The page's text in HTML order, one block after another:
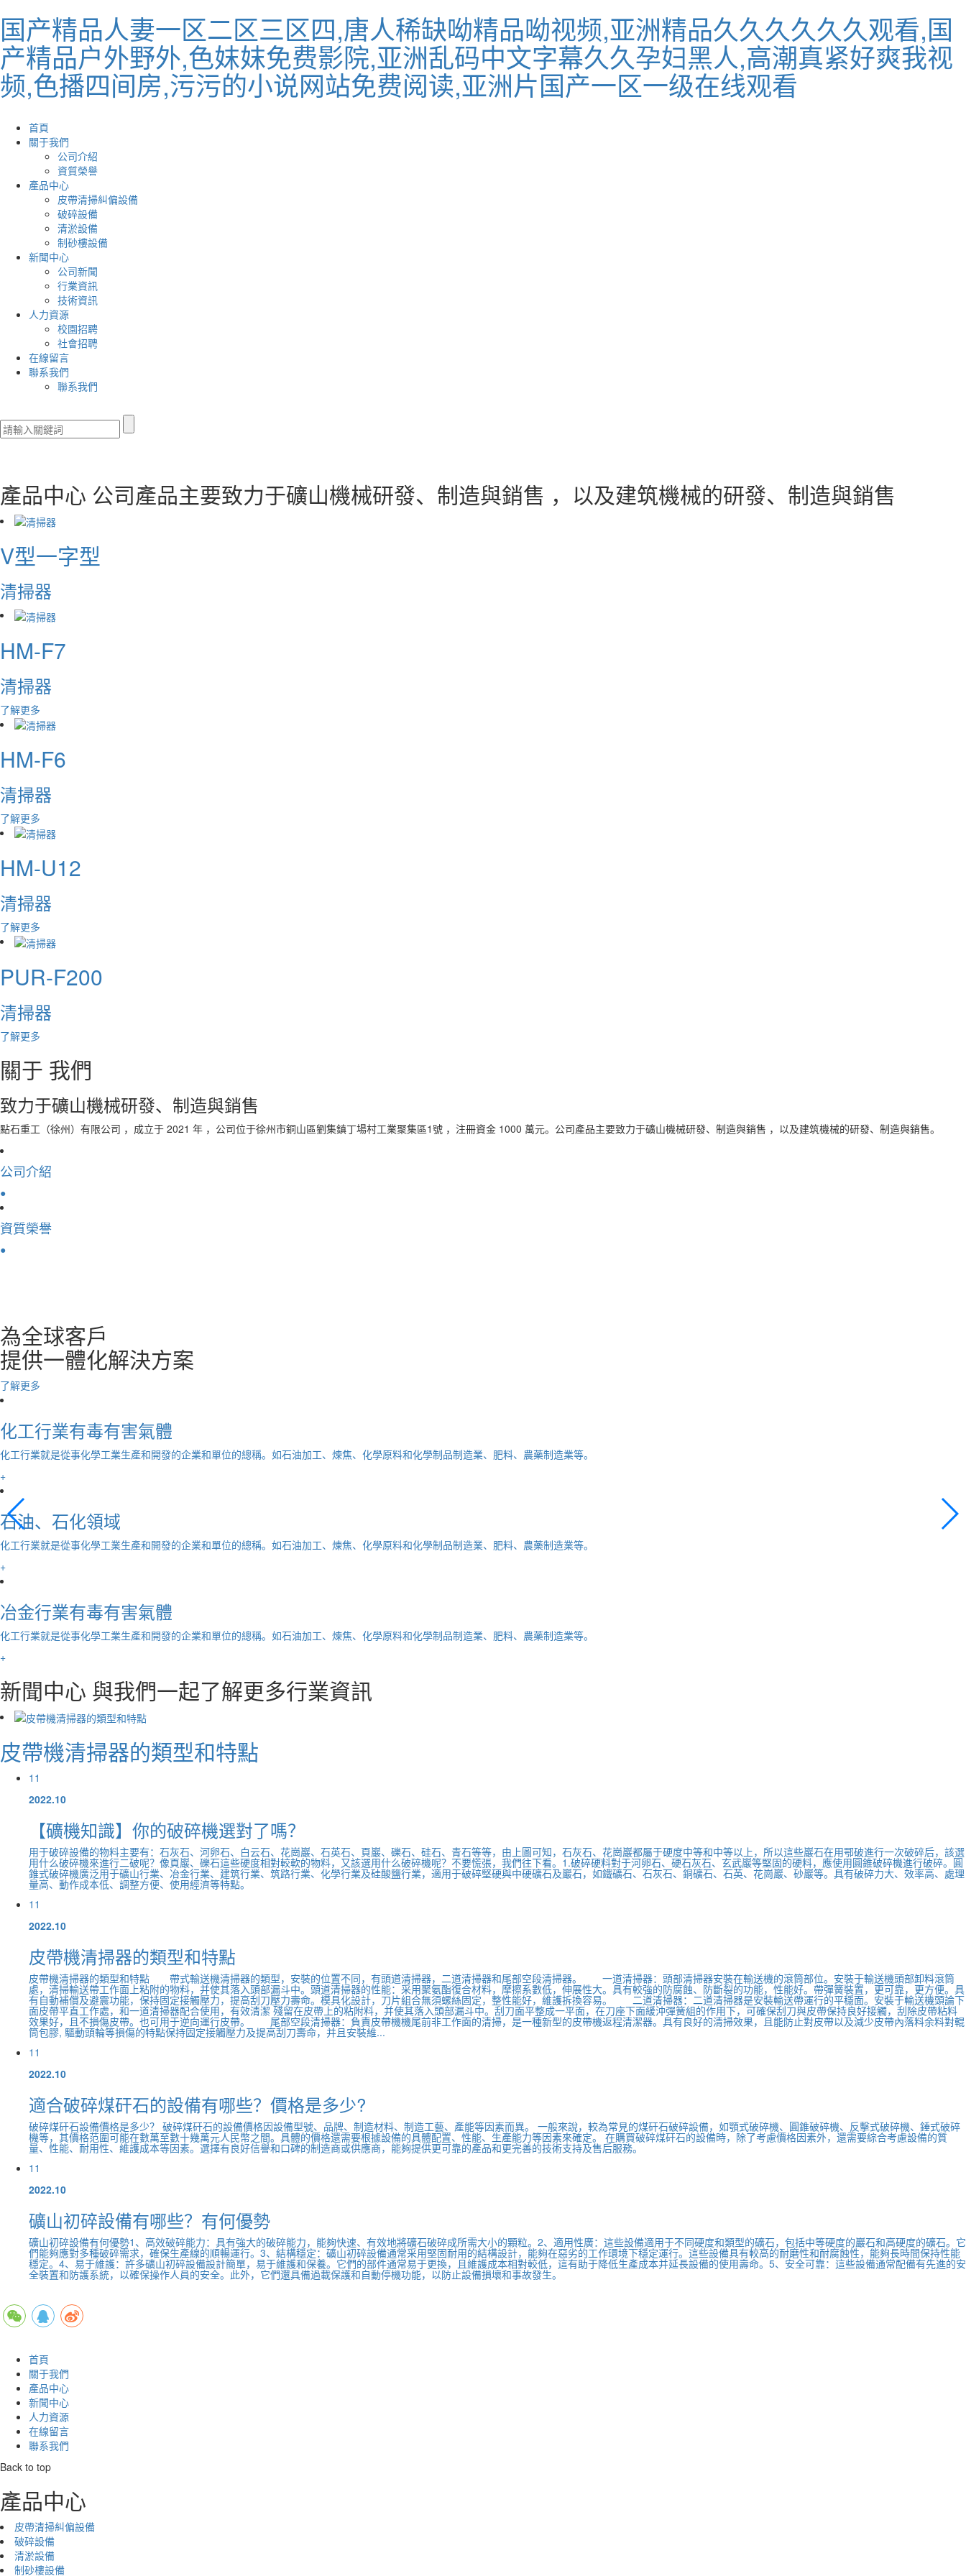
国产精品人妻一区二区三区四,唐人稀缺呦精品呦视频,亚洲精品久久久久久久观看,国
产精品户外野外,色妺妺免费影院,亚洲乱码中文字幕久久孕妇黑人,高潮真紧好爽我视
频,色播四间房,污污的小说网站免费阅读,亚洲片国产一区一级在线观看
首頁
關于我們
公司介紹
資質榮譽
產品中心
皮帶清掃糾偏設備
破碎設備
清淤設備
制砂樓設備
新聞中心
公司新聞
行業資訊
技術資訊
人力資源
校園招聘
社會招聘
在線留言
聯系我們
聯系我們
產品中心 公司產品主要致力于礦山機械研發、制造與銷售 ，以及建筑機械的研發、制造與銷售
V型一字型
清掃器
HM-F7
清掃器
了解更多
HM-F6
清掃器
了解更多
HM-U12
清掃器
了解更多
PUR-F200
清掃器
了解更多
關于 我們
致力于礦山機械研發、制造與銷售
點石重工（徐州）有限公司 ，成立于 2021 年 ，公司位于徐州市銅山區劉集鎮丁場村工業聚集區1號 ，注冊資金 1000 萬元。公司產品主要致力于礦山機械研發、制造與銷售 ，以及建筑機械的研發、制造與銷售。
公司介紹
●
資質榮譽
●
為全球客戶
提供一體化解決方案
了解更多
化工行業有毒有害氣體
化工行業就是從事化學工業生產和開發的企業和單位的總稱。如石油加工、煉焦、化學原料和化學制品制造業、肥料、農藥制造業等。
+
石油、石化領域
化工行業就是從事化學工業生產和開發的企業和單位的總稱。如石油加工、煉焦、化學原料和化學制品制造業、肥料、農藥制造業等。
+
冶金行業有毒有害氣體
化工行業就是從事化學工業生產和開發的企業和單位的總稱。如石油加工、煉焦、化學原料和化學制品制造業、肥料、農藥制造業等。
+
新聞中心 與我們一起了解更多行業資訊
皮帶機清掃器的類型和特點
11
2022.10
【礦機知識】你的破碎機選對了嗎？
用于破碎設備的物料主要有：石灰石、河卵石、白云石、花崗巖、石英石、頁巖、礫石、硅石、青石等等，由上圖可知，石灰石、花崗巖都屬于硬度中等和中等以上，所以這些巖石在用鄂破進行一次破碎后，該選
用什么破碎機來進行二破呢？像頁巖、礫石這些硬度相對較軟的物料，又該選用什么破碎機呢？不要慌張，我們往下看。1.破碎硬料對于河卵石、硬石灰石、玄武巖等堅固的硬料，應使用圓錐破碎機進行破碎。圓
錐式破碎機廣泛用于礦山行業、冶金行業、建筑行業、筑路行業、化學行業及硅酸鹽行業，適用于破碎堅硬與中硬礦石及巖石，如鐵礦石、石灰石、銅礦石、石英、花崗巖、砂巖等。具有破碎力大、效率高、處理
量高、動作成本低、調整方便、使用經濟等特點。
11
2022.10
皮帶機清掃器的類型和特點
皮帶機清掃器的類型和特點 帶式輸送機清掃器的類型，安裝的位置不同，有頭道清掃器，二道清掃器和尾部空段清掃器。 一道清掃器：頭部清掃器安裝在輸送機的滾筒部位。安裝于輸送機頭部卸料滾筒
處，清掃輸送帶工作面上粘附的物料，并使其落入頭部漏斗中。頭道清掃器的性能：采用聚氨酯復合材料，摩擦系數低，伸展性大。具有較強的防腐蝕、防斷裂的功能，性能好。帶彈簧裝置，更可靠，更方便。具
有自動補償及避震功能，保持固定接觸壓力，提高刮刀壓力壽命。模具化設計，刀片組合無須螺絲固定，整性能好，維護拆換容易。 二道清掃器：二道清掃器是安裝輸送帶運行的平穩面。安裝于輸送機頭論下
面皮帶平直工作處，和一道清掃器配合使用，有效清潔 殘留在皮帶上的粘附料，并使其落入頭部漏斗中。刮刀面平整成一平面，在刀座下面緩沖彈簧組的作用下，可確保刮刀與皮帶保持良好接觸，刮除皮帶粘料
效果好，且不損傷皮帶。也可用于逆向運行皮帶。 尾部空段清掃器：負責皮帶機機尾前非工作面的清掃，是一種新型的皮帶機返程清潔器。具有良好的清掃效果，且能防止對皮帶以及減少皮帶內落料余料對輥
筒包膠, 驅動頭輪等損傷的特點保持固定接觸壓力及提高刮刀壽命，并且安裝維...
11
2022.10
適合破碎煤矸石的設備有哪些？價格是多少?
破碎煤矸石設備價格是多少？ 破碎煤矸石的設備價格因設備型號、品牌、制造材料、制造工藝、產能等因素而異。 一般來說，較為常見的煤矸石破碎設備，如顎式破碎機、圓錐破碎機、反擊式破碎機、錘式破碎
機等，其價格范圍可能在數萬至數十幾萬元人民幣之間。具體的價格還需要根據設備的具體配置、性能、生產能力等因素來確定。 在購買破碎煤矸石的設備時，除了考慮價格因素外，還需要綜合考慮設備的質
量、性能、耐用性、維護成本等因素。選擇有良好信譽和口碑的制造商或供應商，能夠提供更可靠的產品和更完善的技術支持及售后服務。
11
2022.10
礦山初碎設備有哪些？有何優勢
礦山初碎設備有何優勢1、高效破碎能力：具有強大的破碎能力，能夠快速、有效地將礦石破碎成所需大小的顆粒。2、適用性廣：這些設備適用于不同硬度和類型的礦石，包括中等硬度的巖石和高硬度的礦石。它
們能夠應對多種破碎需求，確保生產線的順暢運行。3、結構穩定：礦山初碎設備通常采用堅固耐用的結構設計，能夠在惡劣的工作環境下穩定運行。這些設備具有較高的耐磨性和耐腐蝕性，能夠長時間保持性能
穩定。4、易于維護：許多礦山初碎設備設計簡單，易于維護和保養。它們的部件通常易于更換，且維護成本相對較低，這有助于降低生產成本并延長設備的使用壽命。5、安全可靠：這些設備通常配備有先進的安
全裝置和防護系統，以確保操作人員的安全。此外，它們還具備過載保護和自動停機功能，以防止設備損壞和事故發生。
首頁
關于我們
產品中心
新聞中心
人力資源
在線留言
聯系我們
Back to top
產品中心
皮帶清掃糾偏設備
破碎設備
清淤設備
制砂樓設備